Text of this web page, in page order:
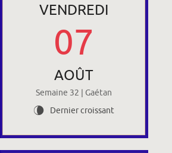
VENDREDI
07
AOÛT
Semaine 32 | Gaétan
V Dernier croissant